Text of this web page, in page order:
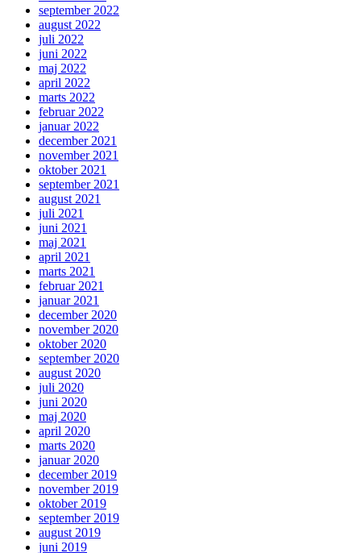
september 2022
august 2022
juli 2022
juni 2022
maj 2022
april 2022
marts 2022
februar 2022
januar 2022
december 2021
november 2021
oktober 2021
september 2021
august 2021
juli 2021
juni 2021
maj 2021
april 2021
marts 2021
februar 2021
januar 2021
december 2020
november 2020
oktober 2020
september 2020
august 2020
juli 2020
juni 2020
maj 2020
april 2020
marts 2020
januar 2020
december 2019
november 2019
oktober 2019
september 2019
august 2019
juni 2019